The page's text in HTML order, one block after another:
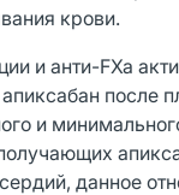
крови.
и анти-FXa
после
и
данное